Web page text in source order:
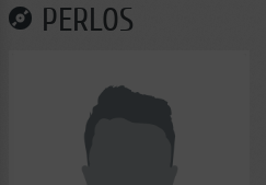
PERLOS